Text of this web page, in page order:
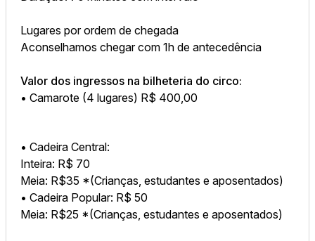
Lugares por ordem de chegada
Aconselhamos chegar com 1h de antecedência
Valor dos ingressos na bilheteria do circo:
• Camarote (4 lugares) R$ 400,00
• Cadeira Central:
Inteira: R$ 70
Meia: R$35 *(Crianças, estudantes e aposentados)
• Cadeira Popular: R$ 50
Meia: R$25 *(Crianças, estudantes e aposentados)